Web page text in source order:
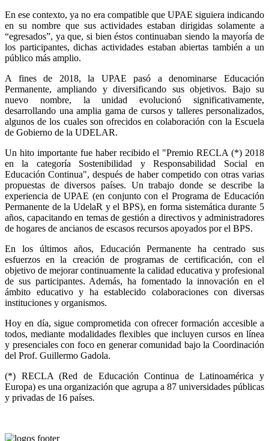
En ese contexto, ya no era compatible que UPAE siguiera indicando
en su nombre que sus actividades estaban dirigidas solamente a
“egresados”, ya que, si bien éstos continuaban siendo la mayoría de
los participantes, dichas actividades estaban abiertas también a un
público más amplio.
A fines de 2018, la UPAE pasó a denominarse Educación
Permanente, ampliando y diversificando sus objetivos. Bajo su
nuevo nombre, la unidad evolucionó significativamente,
desarrollando una amplia gama de cursos y talleres personalizados,
algunos de los cuales son ofrecidos en colaboración con la Escuela
de Gobierno de la UDELAR.
Un hito importante fue haber recibido el "Premio RECLA (*) 2018
en la categoría Sostenibilidad y Responsabilidad Social en
Educación Continua", después de haber competido con otras varias
propuestas de diversos países. Un trabajo donde se describe la
experiencia de UPAE (en conjunto con el Programa de Educación
Permanente de la UdelaR y el BPS), en forma sistemática durante 5
años, capacitando en temas de gestión a directivos y administradores
de hogares de ancianos de escasos recursos apoyados por el BPS.
En los últimos años, Educación Permanente ha centrado sus
esfuerzos en la creación de programas de certificación, con el
objetivo de mejorar continuamente la calidad educativa y profesional
de sus participantes. Además, ha fomentado la innovación en el
ámbito educativo y ha establecido colaboraciones con diversas
instituciones y organismos.
Hoy en día, sigue comprometida con ofrecer formación accesible a
todos, mediante modalidades flexibles que incluyen cursos en línea
y presenciales con foco en generar comunidad bajo la Coordinación
del Prof. Guillermo Gadola.
(*) RECLA (Red de Educación Continua de Latinoamérica y
Europa) es una organización que agrupa a 87 universidades públicas
y privadas de 16 países.